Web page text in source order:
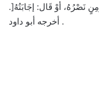
أوْ قَال: إجَابَتُهُ[.
أخرجه أبو داود .